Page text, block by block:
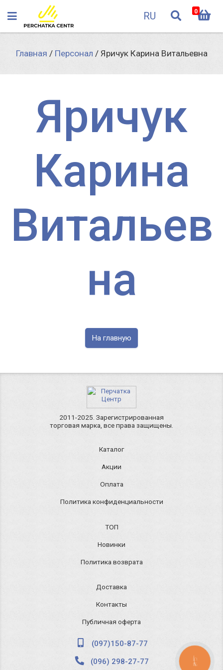
RU 0
Главная / Персонал / Яричук Карина Витальевна
Яричук
Карина
Витальев
на
На главную
2011-2025. Зарегистрированная
торговая марка, все права защищены.
Каталог
Акции
Оплата
Политика конфиденциальности
ТОП
Новинки
Политика возврата
Доставка
Контакты
Публичная оферта
(097)150-87-77
(096) 298-27-77
КНОПКА
ЗВ'ЯЗКУ